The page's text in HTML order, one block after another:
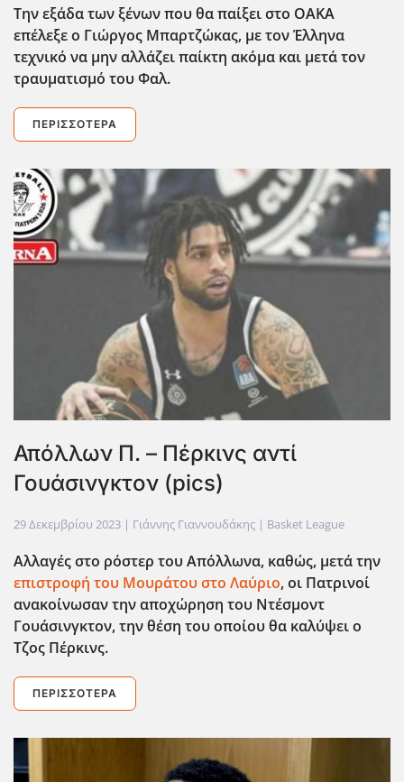
Την εξάδα των ξένων που θα παίξει στο ΟΑΚΑ
επέλεξε ο Γιώργος Μπαρτζώκας, με τον Έλληνα
τεχνικό να μην αλλάζει παίκτη ακόμα και μετά τον
τραυματισμό του Φαλ.
ΠΕΡΙΣΣΌΤΕΡΑ
Απόλλων Π. – Πέρκινς αντί
Γουάσινγκτον (pics)
29 Δεκεμβρίου 2023 | Γιάννης Γιαννουδάκης | Basket League
Αλλαγές στο ρόστερ του Απόλλωνα, καθώς, μετά την
επιστροφή του Μουράτου στο Λαύριο, οι Πατρινοί
ανακοίνωσαν την αποχώρηση του Ντέσμοντ
Γουάσινγκτον, την θέση του οποίου θα καλύψει ο
Τζος Πέρκινς.
ΠΕΡΙΣΣΌΤΕΡΑ